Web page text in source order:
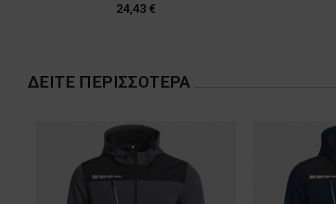
24,43 €
ΔΕΊΤΕ ΠΕΡΙΣΣΌΤΕΡΑ